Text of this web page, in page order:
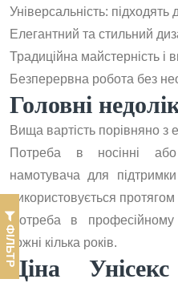
ФІЛЬТР
Універсальність: підходять
Елегантний та стильний
Традиційна майстерність і
Безперервна робота без
Головні
Вища вартість порівняно з
Потреба в носінні або
намотувача для
використовується протягом
Потреба в професійному
кожні кілька років.
Ціна